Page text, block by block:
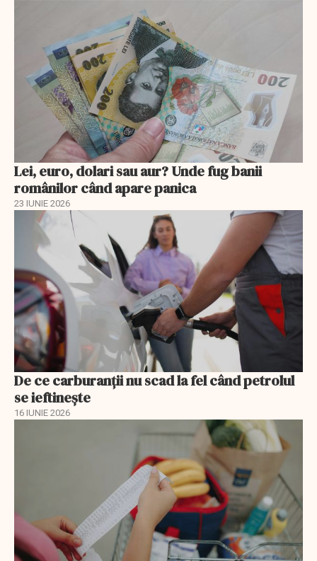
Lei, euro, dolari sau aur? Unde fug banii
românilor când apare panica
23 IUNIE 2026
De ce carburanții nu scad la fel când petrolul
se ieftinește
16 IUNIE 2026